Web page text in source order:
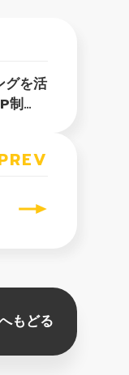
グを活
制
もどる